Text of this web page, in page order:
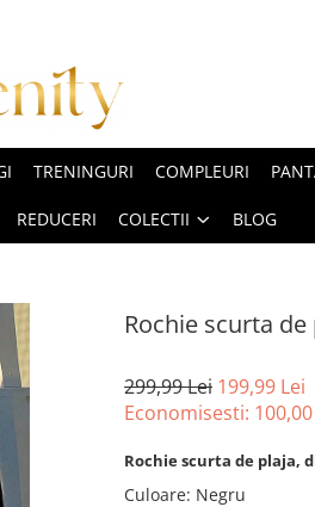
TRENINGURI COMPLEURI
REDUCERI COLECTII BLOG
Rochie scurta
299,99 Lei 199,99 Lei
Economisesti: 100,00
Rochie scurta de plaja,
Culoare: Negru